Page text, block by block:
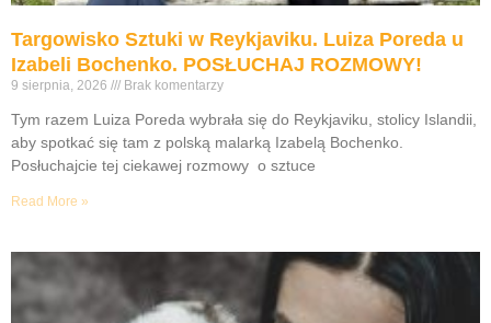
Targowisko Sztuki w Reykjaviku. Luiza Poreda u
Izabeli Bochenko. POSŁUCHAJ ROZMOWY!
9 sierpnia, 2026 Brak komentarzy
Tym razem Luiza Poreda wybrała się do Reykjaviku, stolicy Islandii,
aby spotkać się tam z polską malarką Izabelą Bochenko.
Posłuchajcie tej ciekawej rozmowy o sztuce
Read More »